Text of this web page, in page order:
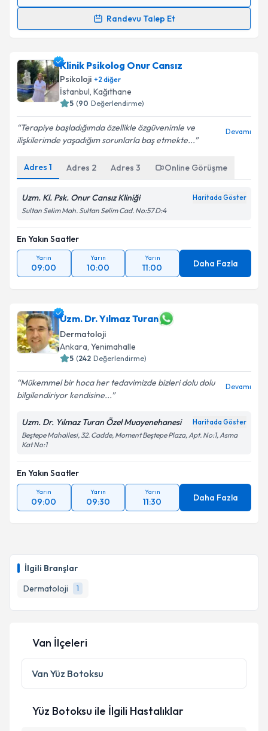
İlgili Branşlar
Dermatoloji
1
Randevu Talep Et
için bir takvim hazırlandığında e-posta ile
bilgilendireceğiz.
E-posta Adresiniz
Metni 'ni okudum ve kişisel verilerimin belirtilen
Klinik Psikolog Onur Cansız
Psikoloji +2 diğer
İstanbul, Kağıthane
5 (90 Değerlendirme)
Terapiye başladığımda özellikle özgüvenimle ve
ilişkilerimde yaşadığım sorunlarla baş etmekte...
Devamı
Adres 1 Adres 2 Adres 3 Online Görüşme
Uzm. Kl. Psk. Onur Cansız Kliniği Haritada Göster
Sultan Selim Mah. Sultan Selim Cad. No:57 D:4
En Yakın Saatler
Yarın
09:00
Yarın
10:00
Yarın
11:00 Daha Fazla
Uzm. Dr. Yılmaz Turan
Dermatoloji
Ankara, Yenimahalle
5 (242 Değerlendirme)
Mükemmel bir hoca her tedavimizde bizleri dolu dolu
bilgilendiriyor kendisine...
Devamı
Uzm. Dr. Yılmaz Turan Özel Muayenehanesi Haritada Göster
Beştepe Mahallesi, 32. Cadde, Moment Beştepe Plaza, Apt. No:1, Asma
Kat No:1
En Yakın Saatler
Yarın
09:00
Yarın
09:30
Yarın
11:30 Daha Fazla
Van İlçeleri
Van Yüz Botoksu
Yüz Botoksu ile İlgili Hastalıklar